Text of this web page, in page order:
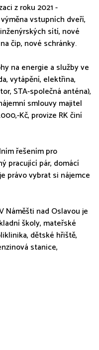
z roku 2021 -
vstupních dveří,
sítí, nové
čip, nové schránky.
na energie a služby ve
vytápění, elektřina,
STA-společná anténa),
smlouvy majitel
Kč, provize RK činí
řešením pro
pracující pár, domácí
právo vybrat si nájemce
Náměšti nad Oslavou je
školy, mateřské
dětské hřiště,
stanice,